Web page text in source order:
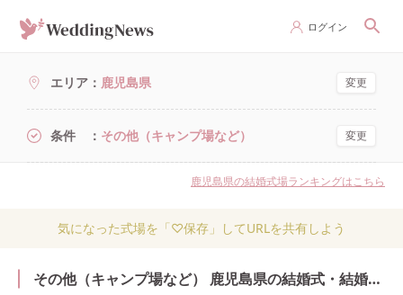
ログイン
エリア 鹿児島県 変更
条件 その他（キャンプ場など） 変更
鹿児島県の結婚式場ランキングはこちら
気になった式場を「♡保存」してURLを共有しよう
その他（キャンプ場など） 鹿児島県の結婚式・結婚式場